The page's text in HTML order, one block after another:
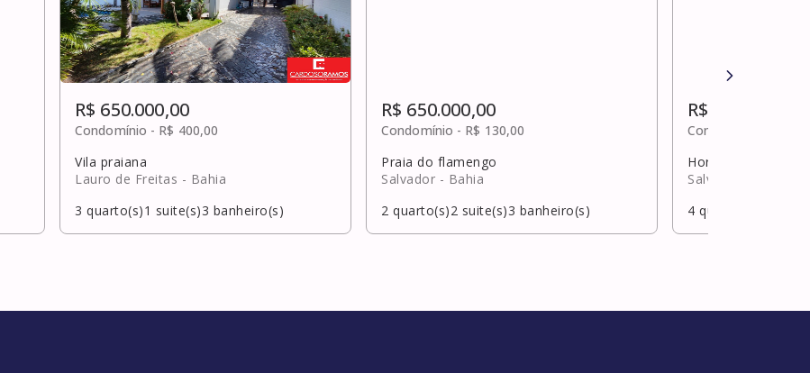
R$ 650.000,00
Condomínio - R$ 400,00
Vila praiana
Lauro de Freitas - Bahia
3 quarto(s)1 suite(s)3 banheiro(s)
R$ 650.000,00
Condomínio - R$ 130,00
Praia do flamengo
Salvador - Bahia
2 quarto(s)2 suite(s)3 banheiro(s)
R$
Condomínio -
Horto florestal
Salvador
4 quarto(s)